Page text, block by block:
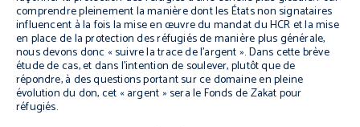
comprendre pleinement la manière dont les États non signataires
influencent à la fois la mise en œuvre du mandat du HCR et la mise
en place de la protection des réfugiés de manière plus générale,
nous devons donc « suivre la trace de l’argent ». Dans cette brève
étude de cas, et dans l’intention de soulever, plutôt que de
répondre, à des questions portant sur ce domaine en pleine
évolution du don, cet « argent » sera le Fonds de Zakat pour
réfugiés.